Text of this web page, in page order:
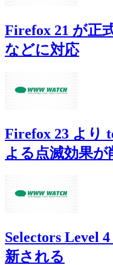
Firefox 21 が正
などに対応
Firefox 23 より
よる点滅効果が
Selectors Level
新される